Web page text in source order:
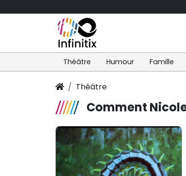
Théâtre Humour Famille
Théâtre
Comment